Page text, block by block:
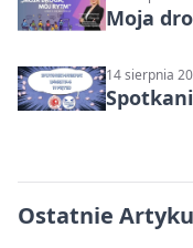
Moja
14 sierpnia
Ostatnie